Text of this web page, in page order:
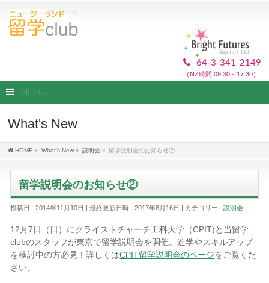
64-3-341-2149
（NZ時間 09:30～17:30）
MENU
What's New
HOME » What's New » 説明会 » 留学説明会のお知らせ②
留学説明会のお知らせ②
投稿日 : 2014年11月10日 最終更新日時 : 2017年8月16日 カテゴリー :説明会
12月7日（日）にクライストチャーチ工科大学（CPIT)と当留学
clubのスタッフが東京で留学説明会を開催。進学やスキルアップ
を検討中の方必見！詳しくはCPIT留学説明会のページをご覧くだ
さい。